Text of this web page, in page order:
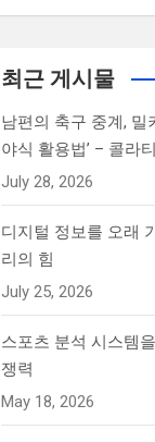
최근 게시물
남편의 축구 중계, 밀
야식 활용법’ – 콜라
July 28, 2026
디지털 정보를 오래
리의 힘
July 25, 2026
스포츠 분석 시스템
쟁력
May 18, 2026